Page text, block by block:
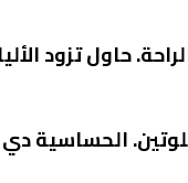
حاول تزود
الحساسية